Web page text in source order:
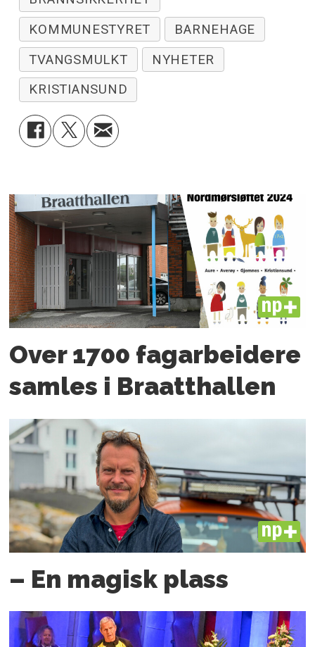
KOMMUNESTYRET
BARNEHAGE
TVANGSMULKT
NYHETER
KRISTIANSUND
PLUS
Over 1700 fagarbeidere
samles i Braatthallen
PLUS
– En magisk plass